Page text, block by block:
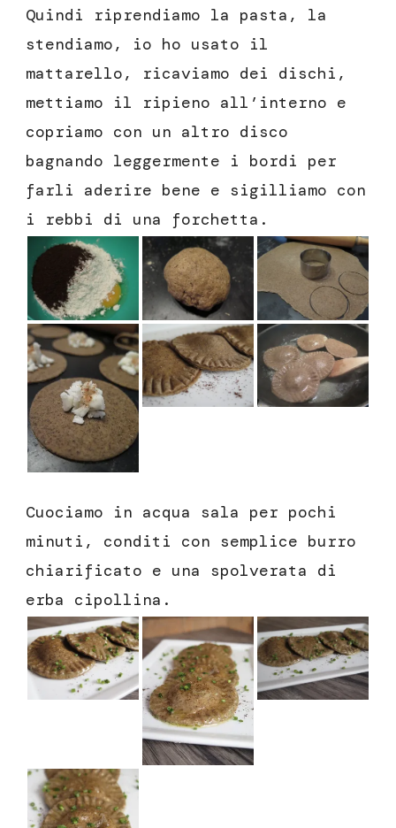
Quindi riprendiamo la pasta, la
stendiamo, io ho usato il
mattarello, ricaviamo dei dischi,
mettiamo il ripieno all’interno e
copriamo con un altro disco
bagnando leggermente i bordi per
farli aderire bene e sigilliamo con
i rebbi di una forchetta.
Cuociamo in acqua sala per pochi
minuti, conditi con semplice burro
chiarificato e una spolverata di
erba cipollina.